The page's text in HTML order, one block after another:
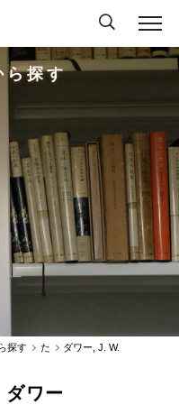
ら探す
探す た ダワー, J. W.
ダワー